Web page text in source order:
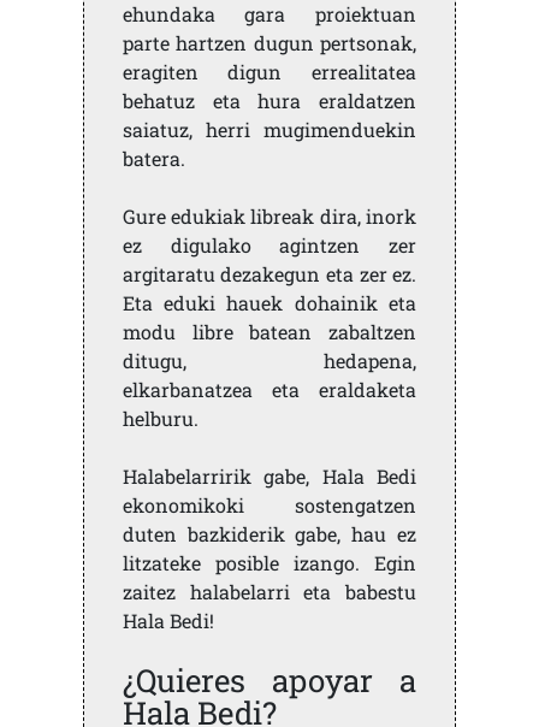
ehundaka gara proiektuan
parte hartzen dugun pertsonak,
eragiten digun errealitatea
behatuz eta hura eraldatzen
saiatuz, herri mugimenduekin
batera.
Gure edukiak libreak dira, inork
ez digulako agintzen zer
argitaratu dezakegun eta zer ez.
Eta eduki hauek dohainik eta
modu libre batean zabaltzen
ditugu, hedapena,
elkarbanatzea eta eraldaketa
helburu.
Halabelarririk gabe, Hala Bedi
ekonomikoki sostengatzen
duten bazkiderik gabe, hau ez
litzateke posible izango. Egin
zaitez halabelarri eta babestu
Hala Bedi!
¿Quieres apoyar a
Hala Bedi?